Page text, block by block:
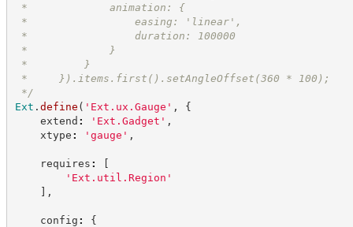
*             animation: {
*                 easing: 'linear',
*                 duration: 100000
*             }
*         }
*     }).items.first().setAngleOffset(360 * 100);
*/
Ext . define ( ' Ext.ux.Gauge ' ,
{
extend : ' Ext.Gadget ' ,
xtype : ' gauge ' ,
requires :
[
' Ext.util.Region '
] ,
config :
{